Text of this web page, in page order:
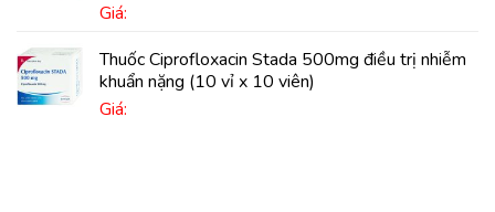
Giá:
Thuốc Ciprofloxacin Stada 500mg điều trị nhiễm
khuẩn nặng (10 vỉ x 10 viên)
Giá: